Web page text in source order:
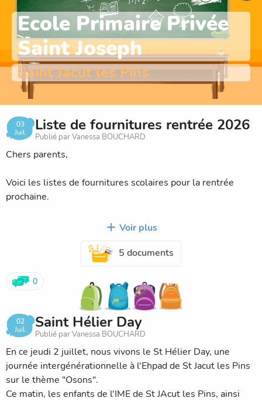
Ecole Primaire Privée
Saint Joseph
Saint Jacut les Pins
03
Juil.
Liste de fournitures rentrée 2026
Publié par Vanessa BOUCHARD
Chers parents,
Voici les listes de fournitures scolaires pour la rentrée
prochaine.
Bel été à tous et au plaisir de vous retrouver le mardi 1er
Voir plus
5 documents
0
02
Juil.
Saint Hélier Day
Publié par Vanessa BOUCHARD
En ce jeudi 2 juillet, nous vivons le St Hélier Day, une
journée intergénérationnelle à l'Ehpad de St Jacut les Pins
sur le thème "Osons".
Ce matin, les enfants de l'IME de St JAcut les Pins, ainsi